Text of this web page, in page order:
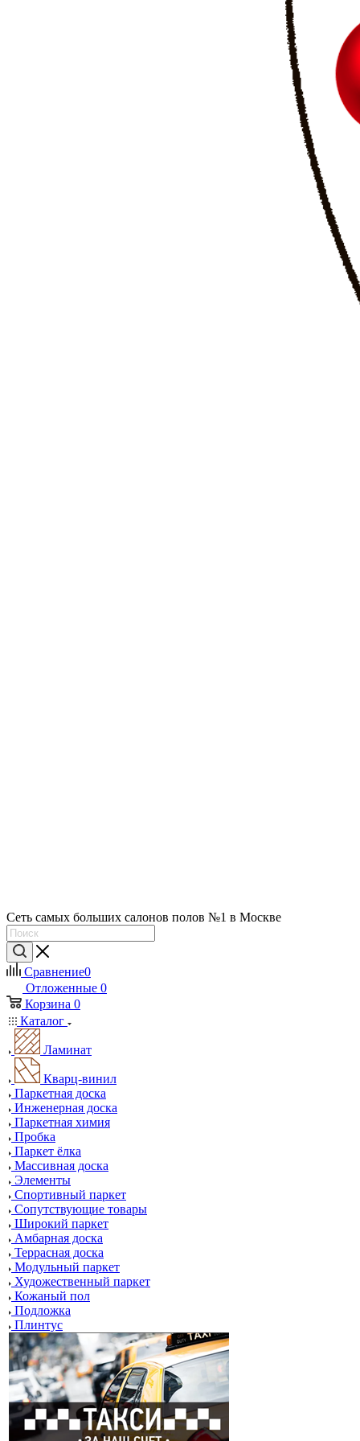
Сеть самых больших салонов полов №1 в Москве
Сравнение0
Отложенные 0
Корзина 0
Каталог
Ламинат
Кварц-винил
Паркетная доска
Инженерная доска
Паркетная химия
Пробка
Паркет ёлка
Массивная доска
Элементы
Спортивный паркет
Сопутствующие товары
Широкий паркет
Амбарная доска
Террасная доска
Модульный паркет
Художественный паркет
Кожаный пол
Подложка
Плинтус